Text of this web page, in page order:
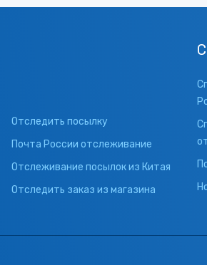
Отследить посылку
Почта России отслеживание
Отслеживание посылок из Китая
Отследить заказ из магазина